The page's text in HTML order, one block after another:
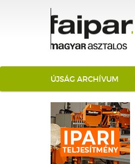
ÚJSÁG ARCHÍVUM